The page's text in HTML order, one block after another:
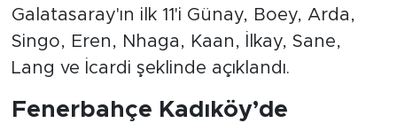
Galatasaray'ın ilk 11'i Günay, Boey, Arda,
Singo, Eren, Nhaga, Kaan, İlkay, Sane,
Lang ve İcardi şeklinde açıklandı.
Fenerbahçe Kadıköy’de